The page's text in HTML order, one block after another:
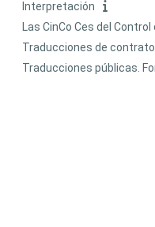
Interpretación
Las CinCo Ces del
Traducciones de
Traducciones públicas.